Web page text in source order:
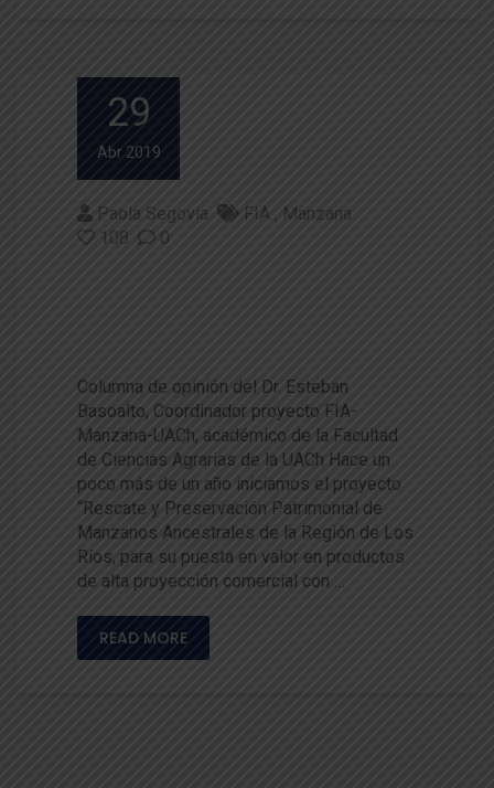
29
Abr 2019
Paola Segovia FIA
Manzana
108
0
Columna de opinión del Dr. Esteban
Basoalto, Coordinador proyecto FIA-
Manzana-UACh, académico de la Facultad
de Ciencias Agrarias de la UACh Hace un
poco más de un año iniciamos el proyecto
“Rescate y Preservación Patrimonial de
Manzanos Ancestrales de la Región de Los
Ríos, para su puesta en valor en productos
de alta proyección comercial con …
READ MORE